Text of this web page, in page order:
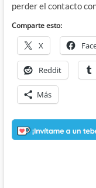
perder el contacto
Comparte esto:
X
Reddit
Más